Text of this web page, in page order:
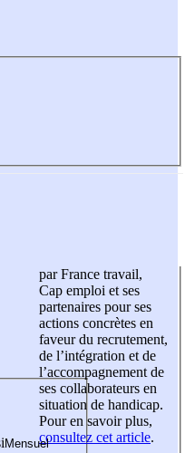
par France travail,
Cap emploi et ses
partenaires pour ses
actions concrètes en
faveur du recrutement,
de l’intégration et de
l’accompagnement de
ses collaborateurs en
situation de handicap.
Pour en savoir plus,
consultez cet article.